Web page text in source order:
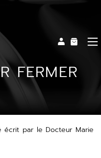
FERMER
par le Docteur Marie